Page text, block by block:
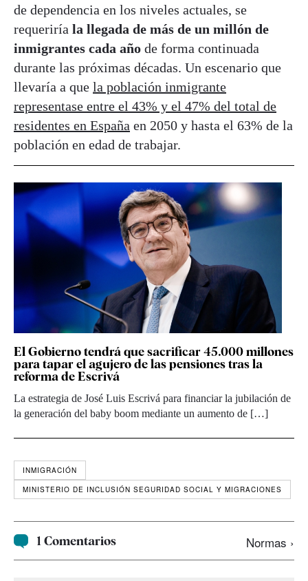
de dependencia en los niveles actuales, se
requeriría la llegada de más de un millón de
inmigrantes cada año de forma continuada
durante las próximas décadas. Un escenario que
llevaría a que la población inmigrante
representase entre el 43% y el 47% del total de
residentes en España en 2050 y hasta el 63% de la
población en edad de trabajar.
El Gobierno tendrá que sacrificar 45.000 millones
para tapar el agujero de las pensiones tras la
reforma de Escrivá
La estrategia de José Luis Escrivá para financiar la jubilación de
la generación del baby boom mediante un aumento de […]
INMIGRACIÓN
MINISTERIO DE INCLUSIÓN SEGURIDAD SOCIAL Y MIGRACIONES
1 Comentarios Normas ›